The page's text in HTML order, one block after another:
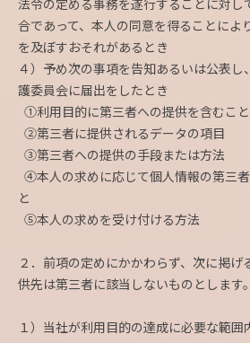
法令の定める事務を遂行することに対し
合であって、本人の同意を得ることによ
を及ぼすおそれがあるとき
４）予め次の事項を告知あるいは公表し
護委員会に届出をしたとき
①利用目的に第三者への提供を含むこと
②第三者に提供されるデータの項目
③第三者への提供の手段または方法
④本人の求めに応じて個人情報の第三
と
⑤本人の求めを受け付ける方法
２．前項の定めにかかわらず、次に掲
供先は第三者に該当しないものとします。
１）当社が利用目的の達成に必要な範